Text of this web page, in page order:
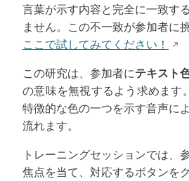
言葉が示す内容と完全に一致す
ません。この不一致が参加者に
ここで試してみてください！
この研究は、参加者にテキスト
の意味を無視するよう求めます
特徴的な色の一つを示す音声に
流れます。
トレーニングセッションでは、
焦点を当て、対応するボタンを